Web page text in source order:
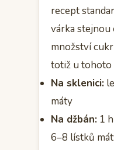
recept
várka stejnou
množství
totiž u tohoto
Na sklenici:
máty
Na džbán: 1
6–8 lístků